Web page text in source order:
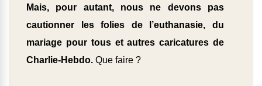
Mais, pour autant, nous ne devons pas
cautionner les folies de l’euthanasie, du
mariage pour tous et autres caricatures de
Charlie-Hebdo. Que faire ?